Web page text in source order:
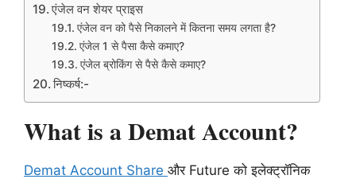
एंजेल वन शेयर प्राइस
एंजेल वन को पैसे निकालने में कितना समय लगता है?
एंजेल 1 से पैसा कैसे कमाए?
एंजेल ब्रोकिंग से पैसे कैसे कमाए?
निष्कर्ष:-
What is a Demat Account?
Demat Account Share और Future को इलेक्ट्रॉनिक